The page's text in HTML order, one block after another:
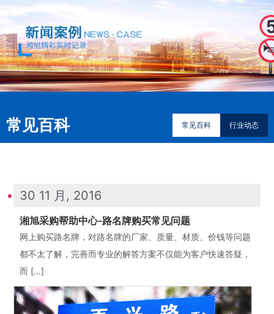
常见百科 常见百科 行业动态
30 11 月, 2016
湘旭采购帮助中心-路名牌购买常见问题
网上购买路名牌，对路名牌的厂家、质量、材质、价钱等问题
都不太了解，完善而专业的解答方案不仅能为客户快速答疑，
而 […]